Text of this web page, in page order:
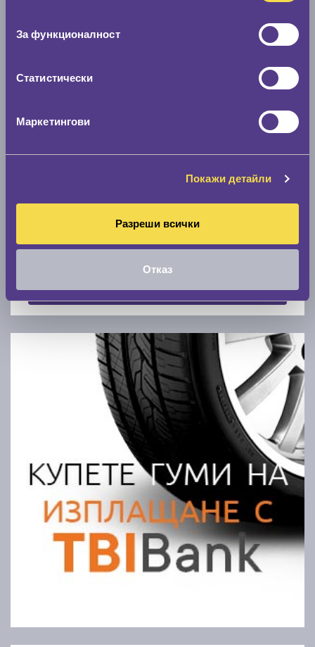
За функционалност
Статистически
Маркетингови
Покажи детайли
Разреши всички
Отказ
Скоростомер при 100
Покажи гуми